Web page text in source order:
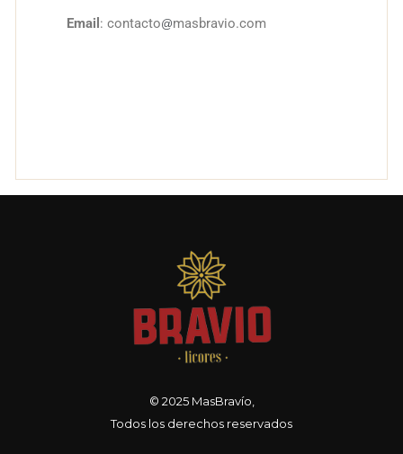
Email : contacto@masbravio.com
© 2025 MasBravío
Todos los derechos reservados